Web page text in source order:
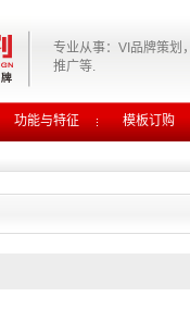
专业从事：VI品牌策划
推广等.
功能与特征 模板订购